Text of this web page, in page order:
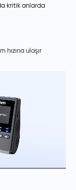
kritik anlarda
hızına ulaşır